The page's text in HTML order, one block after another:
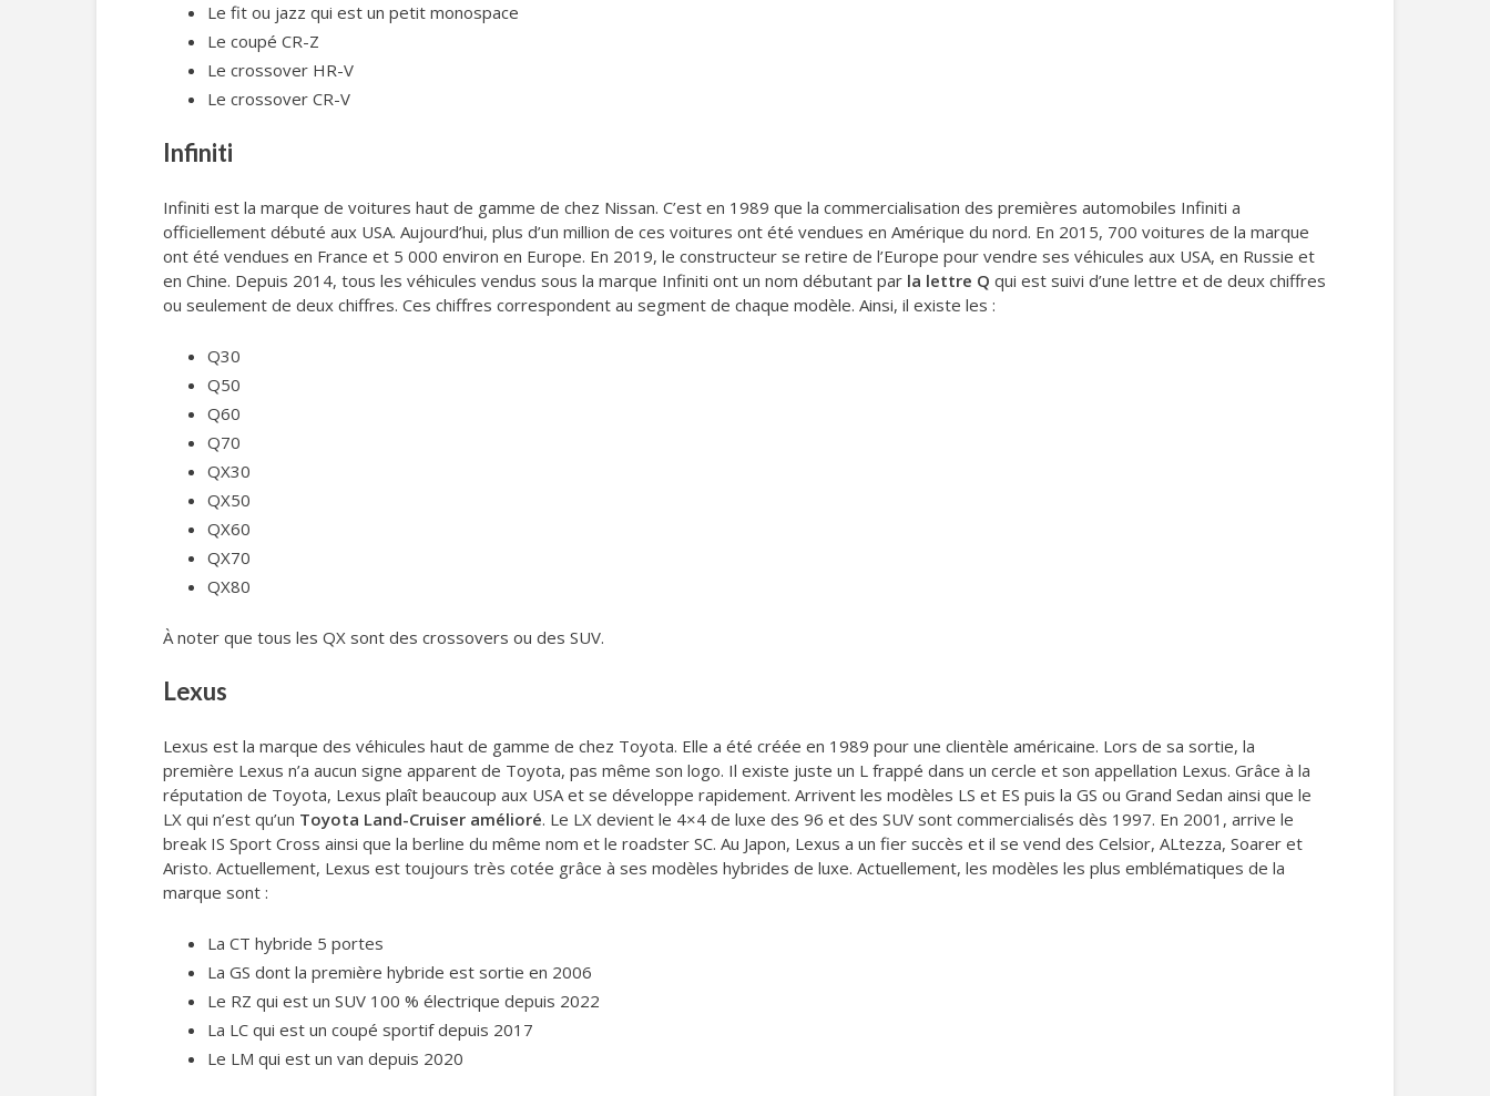
Le fit ou jazz qui est un petit monospace
Le coupé CR-Z
Le crossover HR-V
Le crossover CR-V
Infiniti
Infiniti est la marque de voitures haut de gamme de chez Nissan. C’est en 1989 que la commercialisation des premières automobiles Infiniti a
officiellement débuté aux USA. Aujourd’hui, plus d’un million de ces voitures ont été vendues en Amérique du nord. En 2015, 700 voitures de la marque
ont été vendues en France et 5 000 environ en Europe. En 2019, le constructeur se retire de l’Europe pour vendre ses véhicules aux USA, en Russie et
en Chine. Depuis 2014, tous les véhicules vendus sous la marque Infiniti ont un nom débutant par la lettre Q qui est suivi d’une lettre et de deux chiffres
ou seulement de deux chiffres. Ces chiffres correspondent au segment de chaque modèle. Ainsi, il existe les :
Q30
Q50
Q60
Q70
QX30
QX50
QX60
QX70
QX80
À noter que tous les QX sont des crossovers ou des SUV.
Lexus
Lexus est la marque des véhicules haut de gamme de chez Toyota. Elle a été créée en 1989 pour une clientèle américaine. Lors de sa sortie, la
première Lexus n’a aucun signe apparent de Toyota, pas même son logo. Il existe juste un L frappé dans un cercle et son appellation Lexus. Grâce à la
réputation de Toyota, Lexus plaît beaucoup aux USA et se développe rapidement. Arrivent les modèles LS et ES puis la GS ou Grand Sedan ainsi que le
LX qui n’est qu’un Toyota Land-Cruiser amélioré. Le LX devient le 4×4 de luxe des 96 et des SUV sont commercialisés dès 1997. En 2001, arrive le
break IS Sport Cross ainsi que la berline du même nom et le roadster SC. Au Japon, Lexus a un fier succès et il se vend des Celsior, ALtezza, Soarer et
Aristo. Actuellement, Lexus est toujours très cotée grâce à ses modèles hybrides de luxe. Actuellement, les modèles les plus emblématiques de la
marque sont :
La CT hybride 5 portes
La GS dont la première hybride est sortie en 2006
Le RZ qui est un SUV 100 % électrique depuis 2022
La LC qui est un coupé sportif depuis 2017
Le LM qui est un van depuis 2020